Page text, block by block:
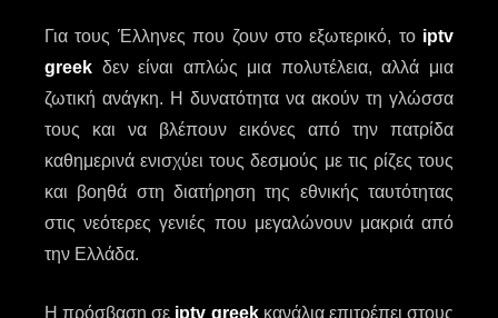
Για τους Έλληνες που ζουν στο εξωτερικό, το iptv
greek δεν είναι απλώς μια πολυτέλεια, αλλά μια
ζωτική ανάγκη. Η δυνατότητα να ακούν τη γλώσσα
τους και να βλέπουν εικόνες από την πατρίδα
καθημερινά ενισχύει τους δεσμούς με τις ρίζες τους
και βοηθά στη διατήρηση της εθνικής ταυτότητας
στις νεότερες γενιές που μεγαλώνουν μακριά από
την Ελλάδα.
Η πρόσβαση σε iptv greekκανάλια επιτρέπει στους